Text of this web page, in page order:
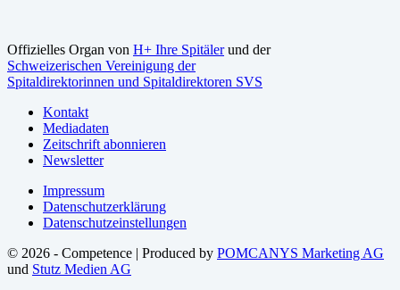
Offizielles Organ von H+ Ihre Spitälerund der
Schweizerischen Vereinigung der
Spitaldirektorinnen und Spitaldirektoren SVS
Kontakt
Mediadaten
Zeitschrift abonnieren
Newsletter
Impressum
Datenschutzerklärung
Datenschutzeinstellungen
© 2026 - Competence | Produced by POMCANYS Marketing AG
und Stutz Medien AG